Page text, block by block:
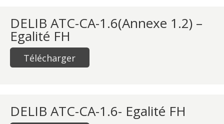
DELIB ATC-CA-1.6(Annexe 1.2) –
Egalité FH
Télécharger
DELIB ATC-CA-1.6- Egalité FH